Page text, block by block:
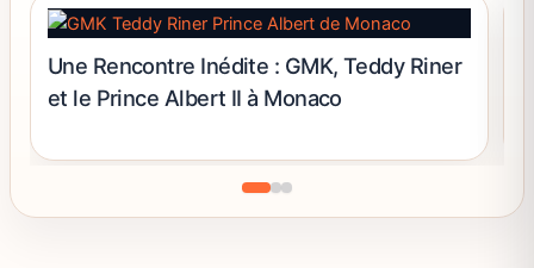
Une Rencontre Inédite : GMK, Teddy Riner
et le Prince Albert II à Monaco